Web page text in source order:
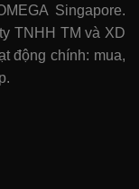
Singapore.
TNHH TM và XD
động chính: mua,